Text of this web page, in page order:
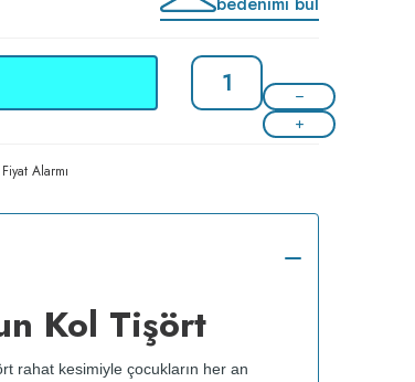
Fiyat Alarmı
Kol Tişört
rahat kesimiyle çocukların her an